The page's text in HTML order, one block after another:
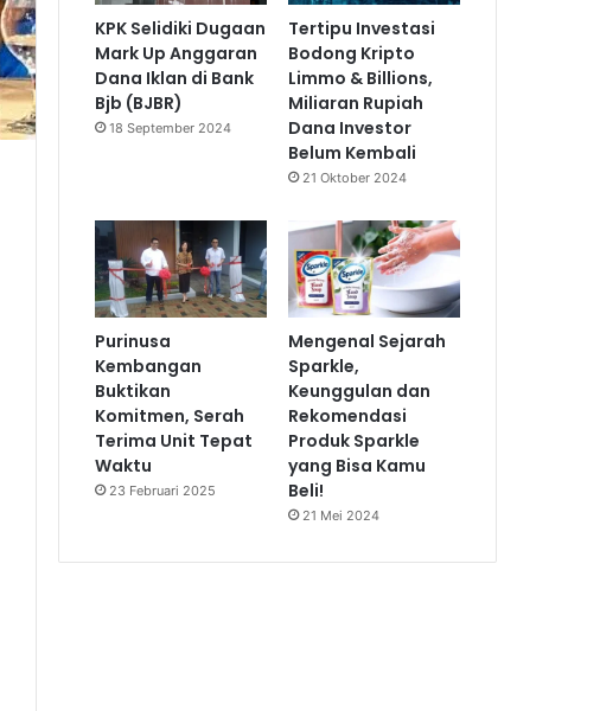
KPK Selidiki Dugaan
Mark Up Anggaran
Dana Iklan di Bank
Bjb (BJBR)
18 September 2024
Tertipu Investasi
Bodong Kripto
Limmo & Billions,
Miliaran Rupiah
Dana Investor
Belum Kembali
21 Oktober 2024
Purinusa
Kembangan
Buktikan
Komitmen, Serah
Terima Unit Tepat
Waktu
23 Februari 2025
Mengenal Sejarah
Sparkle,
Keunggulan dan
Rekomendasi
Produk Sparkle
yang Bisa Kamu
Beli!
21 Mei 2024